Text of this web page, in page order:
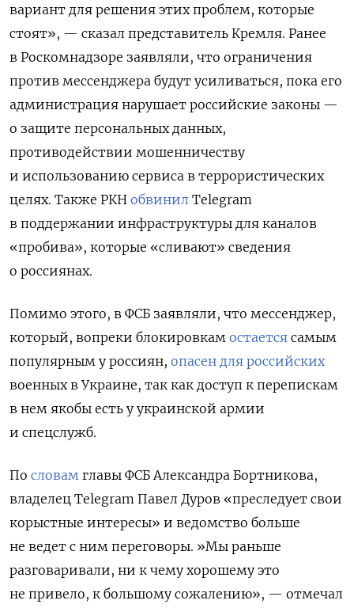
вариант для решения этих проблем, которые
стоят», — сказал представитель Кремля. Ранее
в Роскомнадзоре заявляли, что ограничения
против мессенджера будут усиливаться, пока его
администрация нарушает российские законы —
о защите персональных данных,
противодействии мошенничеству
и использованию сервиса в террористических
целях. Также РКН обвинил Telegram
в поддержании инфраструктуры для каналов
«пробива», которые «сливают» сведения
о россиянах.
Помимо этого, в ФСБ заявляли, что мессенджер,
который, вопреки блокировкам остается самым
популярным у россиян, опасен для российских
военных в Украине, так как доступ к перепискам
в нем якобы есть у украинской армии
и спецслужб.
По словам главы ФСБ Александра Бортникова,
владелец Telegram Павел Дуров «преследует свои
корыстные интересы» и ведомство больше
не ведет с ним переговоры. »Мы раньше
разговаривали, ни к чему хорошему это
не привело, к большому сожалению», — отмечал